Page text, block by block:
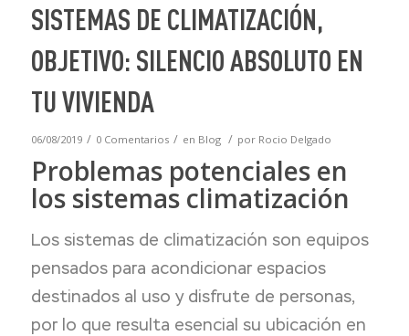
SISTEMAS DE CLIMATIZACIÓN,
OBJETIVO: SILENCIO ABSOLUTO EN
TU VIVIENDA
06/08/2019 / 0 Comentarios / en Blog / por Rocio Delgado
Problemas potenciales en
los sistemas climatización
Los sistemas de climatización son equipos
pensados para acondicionar espacios
destinados al uso y disfrute de personas,
por lo que resulta esencial su ubicación en